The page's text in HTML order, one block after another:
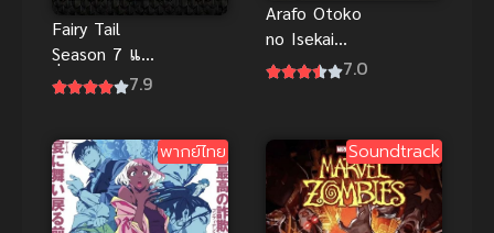
Fairy Tail
Season 7 แฟ
รี่เทล ศึกจอม
7.9
Arafo Otoko
no Isekai
Tsuhan
นักขาย
ออนไลน์ใน
ต่างโลกของ
ชายวัยสี่สิบ
7.0
พากย์ไทย Soundtrack